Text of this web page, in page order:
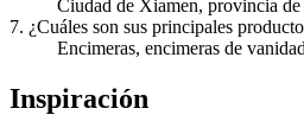
Ciudad de Xiamen, provincia
7. ¿Cuáles son sus principales
Encimeras, encimeras de
Inspiración